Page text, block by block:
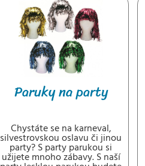
Paruky na party
Chystáte se na karneval,
silvestrovskou oslavu či jinou
party? S party parukou si
užijete mnoho zábavy. S naší